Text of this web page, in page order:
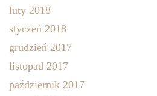
luty 2018
styczeń 2018
grudzień 2017
listopad 2017
październik 2017